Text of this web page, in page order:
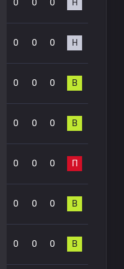
0 0 0 Н
0 0 0 Н
0 0 0 В
0 0 0 В
0 0 0 П
0 0 0 В
0 0 0 В